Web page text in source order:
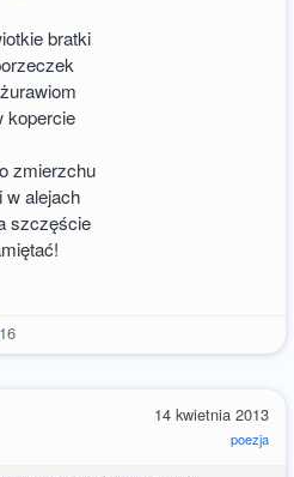
bratki
kopercie
zmierzchu
w alejach
szczęście
16
14 kwietnia 2013
poezja